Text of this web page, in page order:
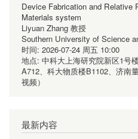
Device Fabrication and Relative
Materials system
Liyuan Zhang 教授
Southern University of Science
时间: 2026-07-24 周五 10:00
地点: 中科大上海研究院新区1号
A712、科大物质楼B1102、济南
视频）
最新内容